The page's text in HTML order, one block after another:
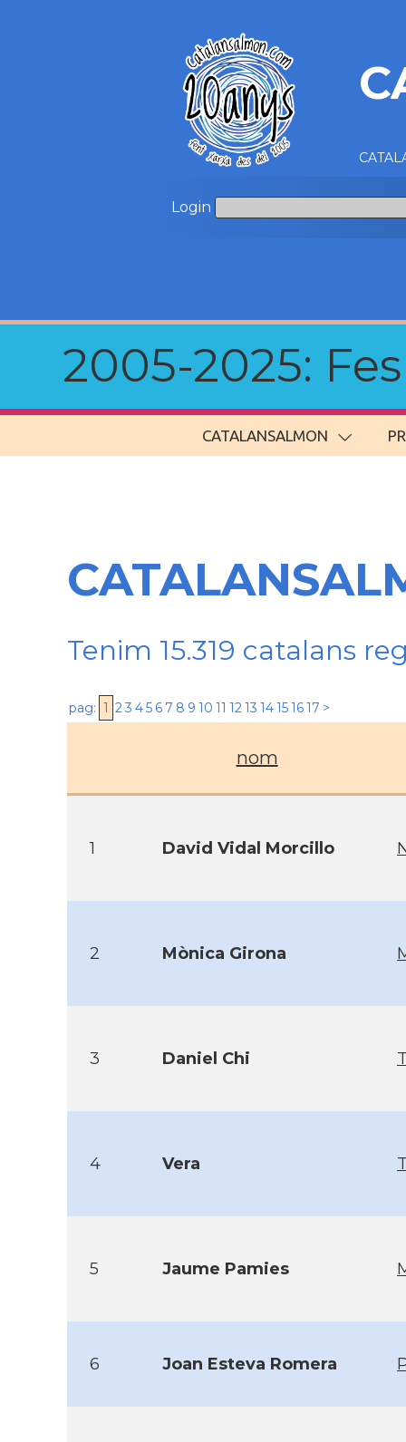
Login
2005-2025:
CATALANSALMON
Tenim 15.319 catalans
pag: 1 23 45 6 7 8 9 10 11 1213 14151617 >
nom
1 David Vidal Morcillo
2 Mònica Girona
3 Daniel Chi
4 Vera
5 Jaume Pamies
6 Joan Esteva Romera